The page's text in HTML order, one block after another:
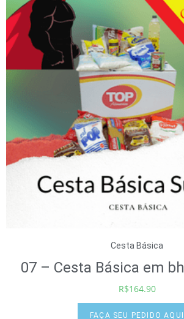
Cesta Básica
07 – Cesta Básica em
R$164.90
FAÇA SEU PEDIDO AQUI